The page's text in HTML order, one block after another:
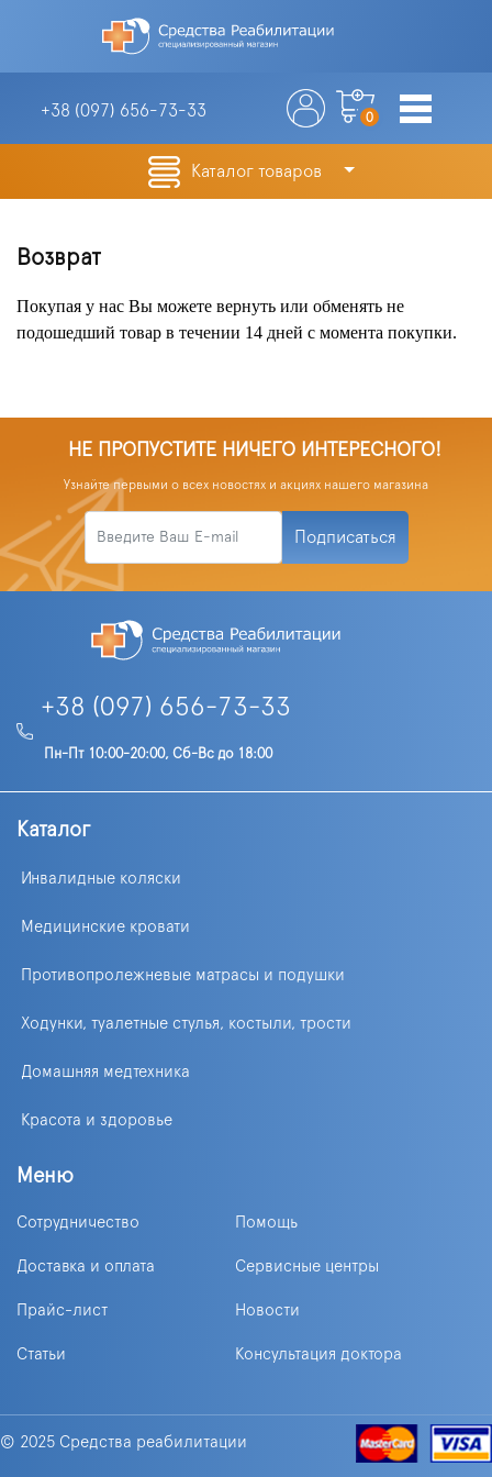
+38 (097) 656-73-33 0
Каталог товаров
Возврат
Покупая у нас Вы можете вернуть или обменять не
подошедший товар в течении 14 дней с момента покупки.
НЕ ПРОПУСТИТЕ НИЧЕГО ИНТЕРЕСНОГО!
Узнайте первыми о всех новостях и акциях нашего магазина
Подписаться
+38 (097) 656-73-33
Пн-Пт 10:00-20:00, Сб-Вс до 18:00
Каталог
Инвалидные коляски
Медицинские кровати
Противопролежневые матрасы и подушки
Ходунки, туалетные стулья, костыли, трости
Домашняя медтехника
Красота и здоровье
Меню
Сотрудничество Помощь
Доставка и оплата Сервисные центры
Прайс-лист Новости
Статьи Консультация доктора
© 2025 Средства реабилитации